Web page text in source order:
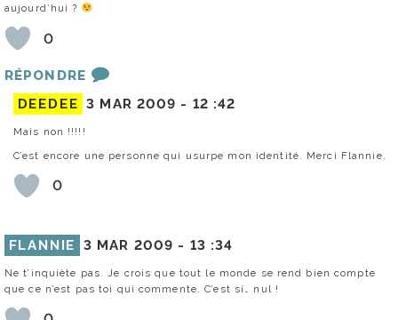
aujourd’hui ?
0
RÉPONDRE
DEEDEE 3 MAR 2009 - 12 :42
Mais non !!!!!
C’est encore une personne qui usurpe mon identité. Merci Flannie.
0
FLANNIE 3 MAR 2009 - 13 :34
Ne t’inquiète pas. Je crois que tout le monde se rend bien compte
que ce n’est pas toi qui commente. C’est si… nul !